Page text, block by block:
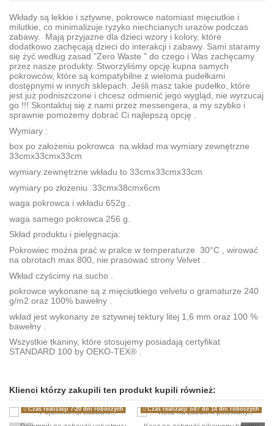
Wkłady są lekkie i sztywne, pokrowce natomiast mięciutkie i
milutkie, co minimalizuje ryzyko niechcianych urazów podczas
zabawy. Mają przyjazne dla dzieci wzory i kolory, które
dodatkowo zachęcają dzieci do interakcji i zabawy. Sami staramy
się żyć według zasad "Zero Waste " do czego i Was zachęcamy
przez nasze produkty. Stworzyliśmy opcję kupna samych
pokrowców, które są kompatybilne z wieloma pudełkami
dostępnymi w innych sklepach. Jeśli masz takie pudełko, które
jest już podniszczone i chcesz odmienić jego wygląd, nie wyrzucaj
go !!! Skontaktuj się z nami przez messengera, a my szybko i
sprawnie pomożemy dobrać Ci najlepszą opcję .
Wymiary :
box po założeniu pokrowca na wkład ma wymiary zewnętrzne
33cmx33cmx33cm
wymiary zewnętrzne wkładu to 33cmx33cmx33cm.
wymiary po złożeniu 33cmx38cmx6cm
waga pokrowca i wkładu 652g .
waga samego pokrowca 256 g.
Skład produktu i pielęgnacja:
Pokrowiec można prać w pralce w temperaturze 30°C , wirować
na obrotach max 800, nie prasować strony Velvet .
Wkład czyścimy na sucho .
pokrowce wykonane są z mięciutkiego velvetu o gramaturze 240
g/m2 oraz 100% bawełny .
wkład jest wykonany ze sztywnej tektury litej 1,6 mm oraz 100 %
bawełny .
Wszystkie tkaniny, które stosujemy posiadają certyfikat
STANDARD 100 by OEKO-TEX® .
Klienci którzy zakupili ten produkt kupili również:
Czas realizacji 7-20 dni roboczych Czas realizacji od7 do 14 dni roboczych